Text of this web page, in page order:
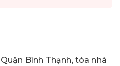
Bình Thạnh, tòa nhà